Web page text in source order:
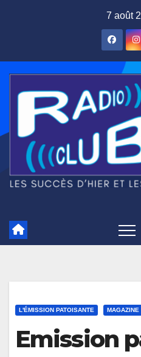
7 août
L'ÉMISSION PATOISANTE MAGAZINE
Emission